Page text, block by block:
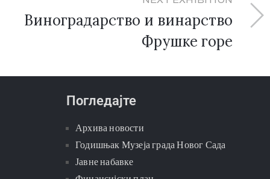
Виноградарство и винарство
Фрушке горе
Погледајте
Архива новости
Годишњак Музеја града Новог Сада
Јавне набавке